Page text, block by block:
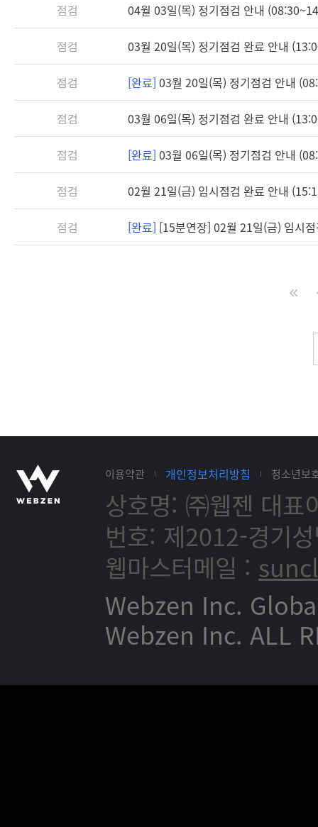
점검 04월 03일(목) 정기점검 안내
점검 03월 20일(목) 정기점검 완료 안내
점검 [완료] 03월 20일(목) 정기점검 안내
점검 03월 06일(목) 정기점검 완료 안내
점검 [완료] 03월 06일(목) 정기점검 안내
점검 02월 21일(금) 임시점검 완료 안내
점검 [완료] [15분연장] 02월 21일(금) 임시
이용약관 개인정보처리방침 청소년보
상호명: ㈜웹젠 대표
번호: 제2012-경기
웹마스터메일 :
Webzen Inc.
Webzen Inc. ALL